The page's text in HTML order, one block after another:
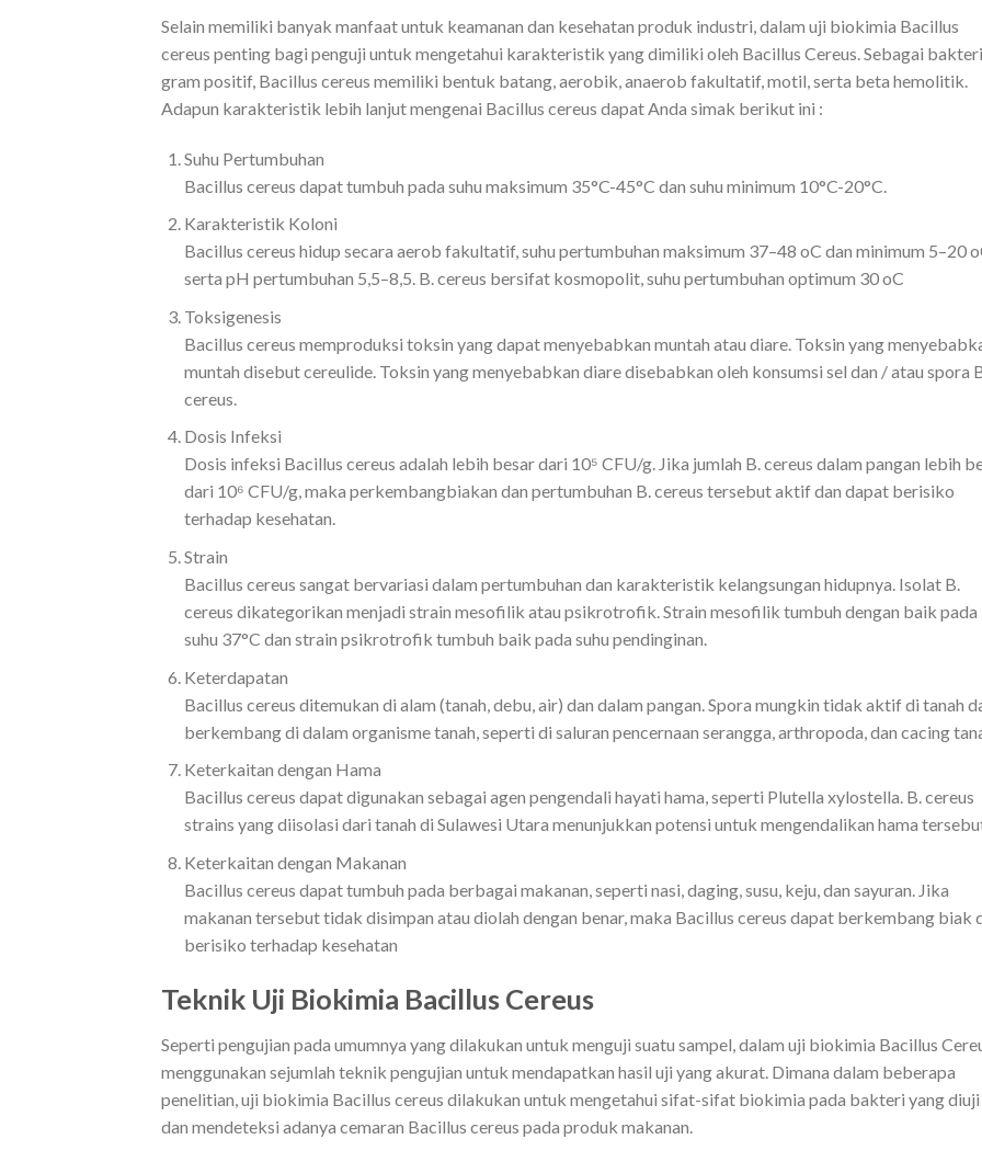
Selain memiliki banyak manfaat untuk keamanan dan kesehatan produk industri, dalam uji biokimia Bacillus
cereus penting bagi penguji untuk mengetahui karakteristik yang dimiliki oleh Bacillus Cereus. Sebagai bakteri
gram positif, Bacillus cereus memiliki bentuk batang, aerobik, anaerob fakultatif, motil, serta beta hemolitik.
Adapun karakteristik lebih lanjut mengenai Bacillus cereus dapat Anda simak berikut ini :
Suhu Pertumbuhan
Bacillus cereus dapat tumbuh pada suhu maksimum 35°C-45°C dan suhu minimum 10°C-20°C.
Karakteristik Koloni
Bacillus cereus hidup secara aerob fakultatif, suhu pertumbuhan maksimum 37–48 oC dan minimum 5–20o
serta pH pertumbuhan 5,5–8,5. B. cereus bersifat kosmopolit, suhu pertumbuhan optimum 30oC
Toksigenesis
Bacillus cereus memproduksi toksin yang dapat menyebabkan muntah atau diare. Toksin yang
muntah disebut cereulide. Toksin yang menyebabkan diare disebabkan oleh konsumsi sel dan / atau spora
cereus.
Dosis Infeksi
Dosis infeksi Bacillus cereus adalah lebih besar dari 10⁵ CFU/g. Jika jumlah B. cereus dalam pangan lebih
dari 10⁶ CFU/g, maka perkembangbiakan dan pertumbuhan B. cereus tersebut aktif dan dapat berisiko
terhadap kesehatan.
Strain
Bacillus cereus sangat bervariasi dalam pertumbuhan dan karakteristik kelangsungan hidupnya. Isolat B.
cereus dikategorikan menjadi strain mesofilik atau psikrotrofik. Strain mesofilik tumbuh dengan baik pada
suhu 37°C dan strain psikrotrofik tumbuh baik pada suhu pendinginan.
Keterdapatan
Bacillus cereus ditemukan di alam (tanah, debu, air) dan dalam pangan. Spora mungkin tidak aktif di tanah
berkembang di dalam organisme tanah, seperti di saluran pencernaan serangga, arthropoda, dan cacing
Keterkaitan dengan Hama
Bacillus cereus dapat digunakan sebagai agen pengendali hayati hama, seperti Plutella xylostella. B. cereus
strains yang diisolasi dari tanah di Sulawesi Utara menunjukkan potensi untuk mengendalikan hama
Keterkaitan dengan Makanan
Bacillus cereus dapat tumbuh pada berbagai makanan, seperti nasi, daging, susu, keju, dan sayuran. Jika
makanan tersebut tidak disimpan atau diolah dengan benar, maka Bacillus cereus dapat berkembang biak
berisiko terhadap kesehatan
Teknik Uji Biokimia Bacillus Cereus
Seperti pengujian pada umumnya yang dilakukan untuk menguji suatu sampel, dalam uji biokimia Bacillus
menggunakan sejumlah teknik pengujian untuk mendapatkan hasil uji yang akurat. Dimana dalam beberapa
penelitian, uji biokimia Bacillus cereus dilakukan untuk mengetahui sifat-sifat biokimia pada bakteri yang diuji
dan mendeteksi adanya cemaran Bacillus cereus pada produk makanan.